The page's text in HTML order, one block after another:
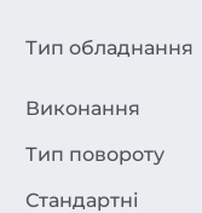
Тип обладнання
Виконання
Тип повороту
Стандартні